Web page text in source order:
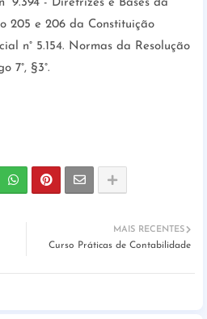
9.394 - Diretrizes e Bases da
205 e 206 da Constituição
n° 5.154. Normas da Resolução
7°, §3°.
MAIS RECENTES
Curso Práticas de Contabilidade